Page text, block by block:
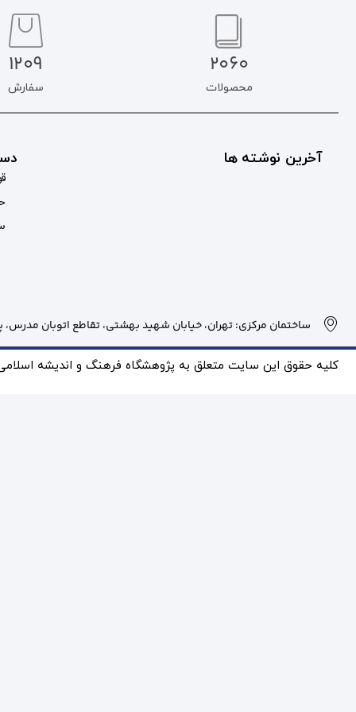
2060
محصولات
1209
سفارش
آخرین نوشته ها
ساختمان مرکزی: تهران، خیابان شهید بهشتی، تقاطع اتوبان مدرس،
کلیه حقوق این سایت متعلق به پژوهشگاه فرهنگ و انديشه اسلامی